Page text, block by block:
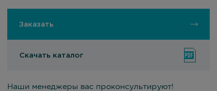
Заказать
Скачать каталог
Наши менеджеры вас проконсультируют!